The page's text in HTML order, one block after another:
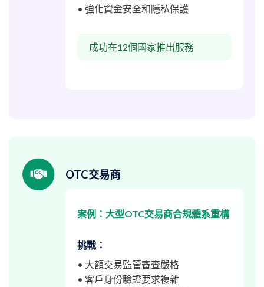
• 強化資金安全和隱私保護
成功在12個國家推出服務
OTC交易商
案例：大型OTC交易商合規體系重構
挑戰：
• 大額交易監管審查嚴格
• 客戶身份驗證要求複雜